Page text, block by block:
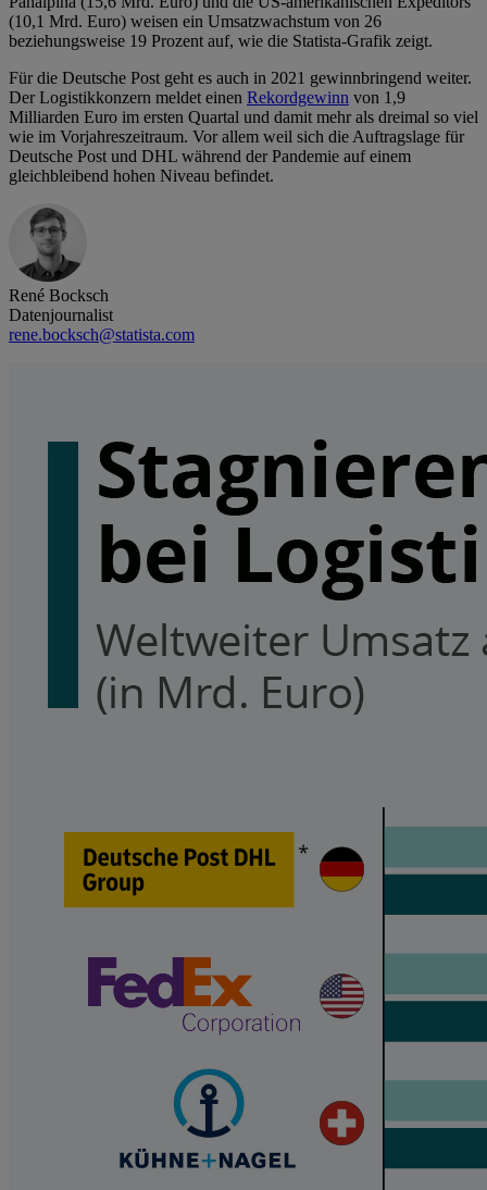
(10,1 Mrd. Euro) weisen ein Umsatzwachstum von 26
beziehungsweise 19 Prozent auf, wie die Statista-Grafik zeigt.
Für die Deutsche Post geht es auch in 2021 gewinnbringend weiter.
Der Logistikkonzern meldet einen Rekordgewinn von 1,9
Milliarden Euro im ersten Quartal und damit mehr als dreimal so viel
wie im Vorjahreszeitraum. Vor allem weil sich die Auftragslage für
Deutsche Post und DHL während der Pandemie auf einem
gleichbleibend hohen Niveau befindet.
René Bocksch
Datenjournalist
rene.bocksch@statista.com